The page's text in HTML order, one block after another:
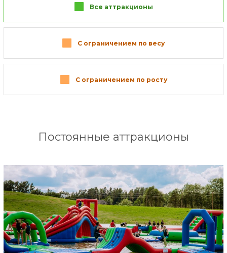
Все аттракционы
С ограничением по весу
С ограничением по росту
Постоянные aттракционы